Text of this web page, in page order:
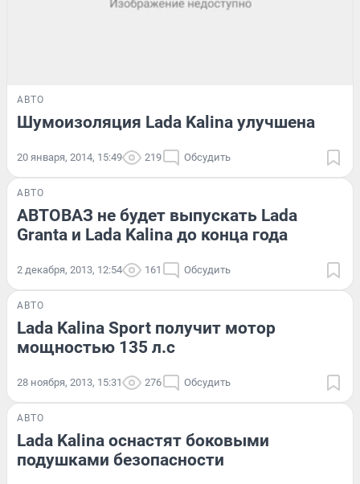
АВТО
Шумоизоляция Lada Kalina улучшена
20 января, 2014, 15:49 219 Обсудить
АВТО
АВТОВАЗ не будет выпускать Lada
Granta и Lada Kalina до конца года
2 декабря, 2013, 12:54 161 Обсудить
АВТО
Lada Kalina Sport получит мотор
мощностью 135 л.с
28 ноября, 2013, 15:31 276 Обсудить
АВТО
Lada Kalina оснастят боковыми
подушками безопасности